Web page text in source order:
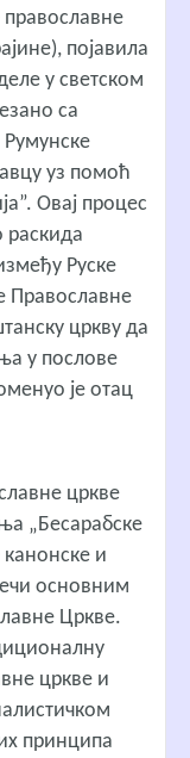
православне
појавила
у светском
са
уз помоћ
Овај процес
Руске
Православне
цркву да
у послове
је отац
цркве
„Бесарабске
канонске и
основним
Цркве.
цркве и
принципа